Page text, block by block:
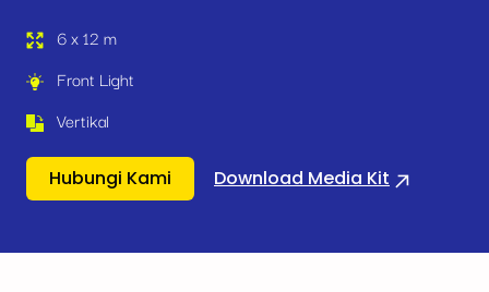
6 x 12 m
Front Light
Vertikal
Hubungi Kami Download Media Kit